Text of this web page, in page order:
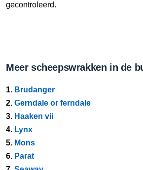
gecontroleerd.
Meer scheepswrakken in de
1. Brudanger
2. Gerndale or ferndale
3. Haaken vii
4. Lynx
5. Mons
6. Parat